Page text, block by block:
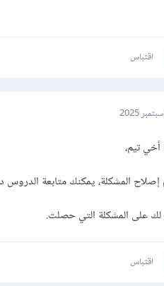
اقتباس
أخي تيم،
إصلاح المشكلة، يمكنك متابعة
لك على المشكلة التي حصلت.
اقتباس